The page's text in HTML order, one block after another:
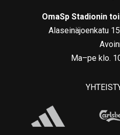
OmaSp Stadionin
Alaseinäjoenkatu
Ma–pe klo.